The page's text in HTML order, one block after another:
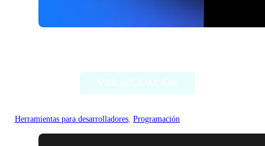
Herramientas para desarrolladores, Programación